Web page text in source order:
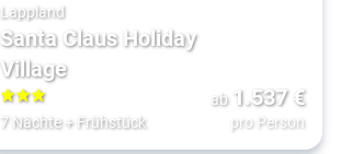
Lappland
Santa Claus Holiday
Village
3
7 Nächte+ Frühstück
ab 1.537€
pro Person